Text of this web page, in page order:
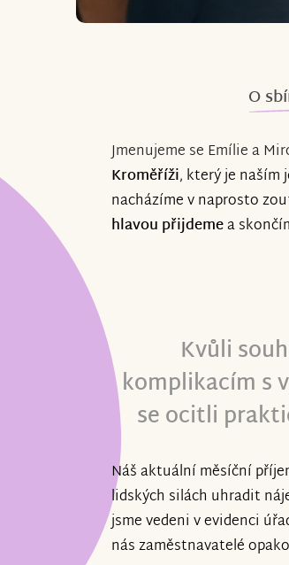
O
Jmenujeme se Emílie a
Kroměříži, který je naším
nacházíme v naprosto
hlavou přijdemea
Kvůli
komplikacím s
se ocitli
Náš aktuální měsíční
lidských silách uhradit
jsme vedeni v evidenci
nás zaměstnavatelé